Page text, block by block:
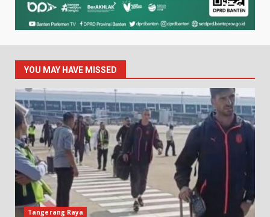
YOU MAY HAVE MISSED
Tangerang Raya